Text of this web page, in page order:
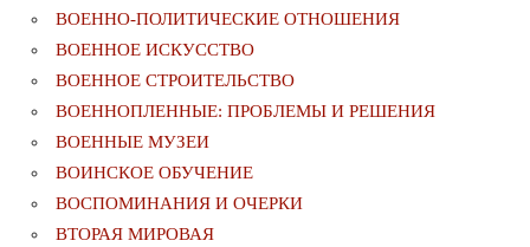
ВОЕННО-ПОЛИТИЧЕСКИE ОТНОШЕНИЯ
ВОЕННОЕ ИСКУССТВО
ВОЕННОЕ СТРОИТЕЛЬСТВО
ВОЕННОПЛЕННЫЕ: ПРОБЛЕМЫ И РЕШЕНИЯ
ВОЕННЫЕ МУЗЕИ
ВОИНСКОЕ ОБУЧЕНИЕ
ВОСПОМИНАНИЯ И ОЧЕРКИ
ВТОРАЯ МИРОВАЯ